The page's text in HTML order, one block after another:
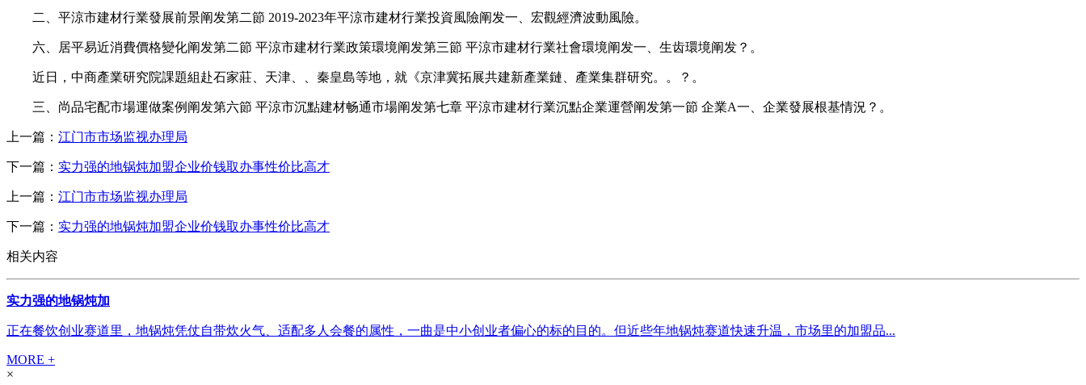
二、平涼市建材行業發展前景阐发第二節 2019-2023年平涼市建材行業投資風險阐发一、宏觀經濟波動風險。
六、居平易近消費價格變化阐发第二節 平涼市建材行業政策環境阐发第三節 平涼市建材行業社會環境阐发一、生齿環境阐发？。
近日，中商產業研究院課題組赴石家莊、天津、、秦皇島等地，就《京津冀拓展共建新產業鏈、產業集群研究。。？。
三、尚品宅配市場運做案例阐发第六節 平涼市沉點建材畅通市場阐发第七章 平涼市建材行業沉點企業運營阐发第一節 企業A一、企業發展根基情況？。
上一篇： 江门市市场监视办理局
下一篇： 实力强的地锅炖加盟企业价钱取办事性价比高才
上一篇： 江门市市场监视办理局
下一篇： 实力强的地锅炖加盟企业价钱取办事性价比高才
相关内容
实力强的地锅炖加
正在餐饮创业赛道里，地锅炖凭仗自带炊火气、适配多人会餐的属性，一曲是中小创业者偏心的标的目的。但近些年地锅炖赛道快速升温，市场里的加盟品...
MORE +
×